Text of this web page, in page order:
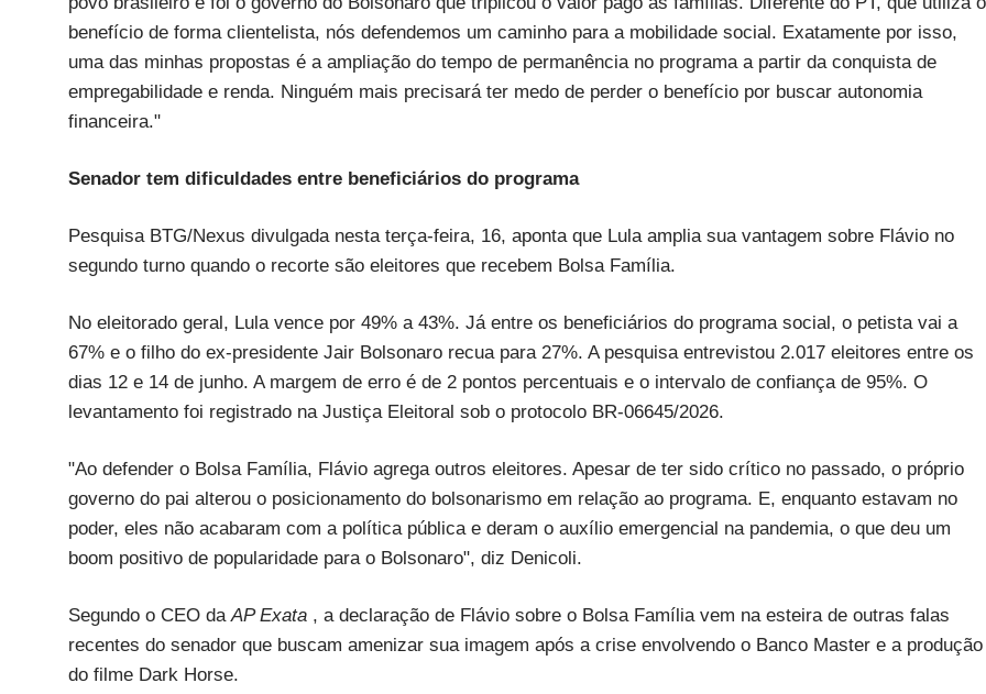
benefício de forma clientelista, nós defendemos um caminho para a mobilidade social. Exatamente por isso,
uma das minhas propostas é a ampliação do tempo de permanência no programa a partir da conquista de
empregabilidade e renda. Ninguém mais precisará ter medo de perder o benefício por buscar autonomia
financeira."
Senador tem dificuldades entre beneficiários do programa
Pesquisa BTG/Nexus divulgada nesta terça-feira, 16, aponta que Lula amplia sua vantagem sobre Flávio no
segundo turno quando o recorte são eleitores que recebem Bolsa Família.
No eleitorado geral, Lula vence por 49% a 43%. Já entre os beneficiários do programa social, o petista vai a
67% e o filho do ex-presidente Jair Bolsonaro recua para 27%. A pesquisa entrevistou 2.017 eleitores entre os
dias 12 e 14 de junho. A margem de erro é de 2 pontos percentuais e o intervalo de confiança de 95%. O
levantamento foi registrado na Justiça Eleitoral sob o protocolo BR-06645/2026.
"Ao defender o Bolsa Família, Flávio agrega outros eleitores. Apesar de ter sido crítico no passado, o próprio
governo do pai alterou o posicionamento do bolsonarismo em relação ao programa. E, enquanto estavam no
poder, eles não acabaram com a política pública e deram o auxílio emergencial na pandemia, o que deu um
boom positivo de popularidade para o Bolsonaro", diz Denicoli.
Segundo o CEO daAP Exata , a declaração de Flávio sobre o Bolsa Família vem na esteira de outras falas
recentes do senador que buscam amenizar sua imagem após a crise envolvendo o Banco Master e a produção
do filme Dark Horse.